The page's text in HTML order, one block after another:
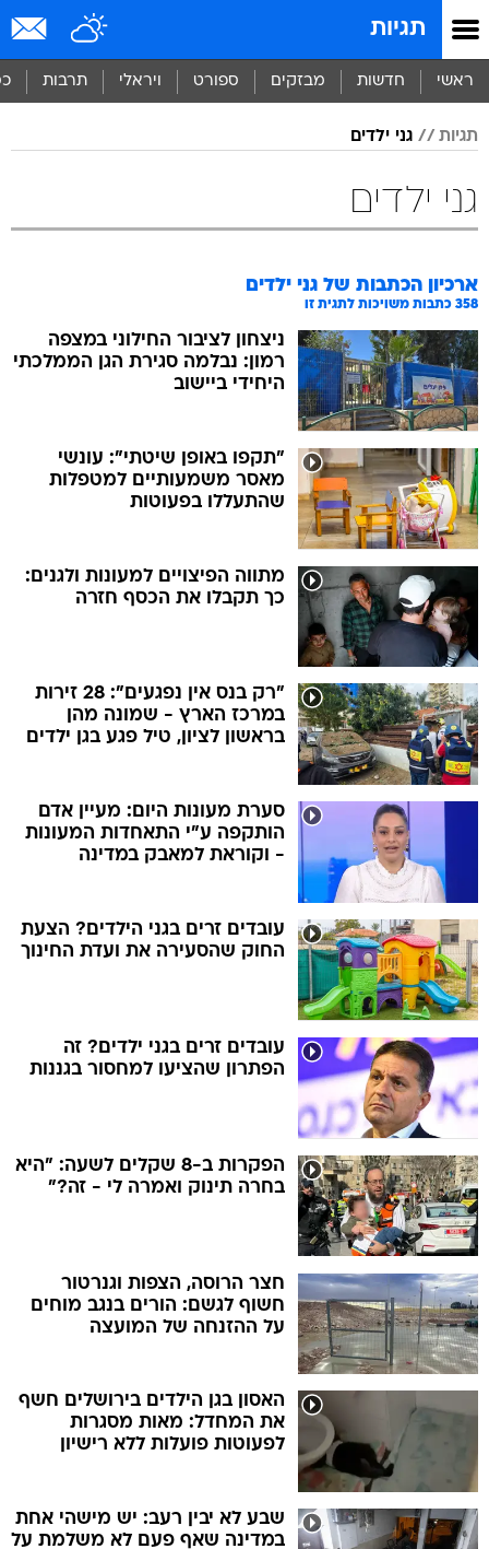
תגיות
ראשי חדשות מבזקים ספורט ויראלי תרבות
תגיות גני ילדים
גני ילדים
ארכיון הכתבות של גני ילדים
358 כתבות משויכות לתגית זו
ניצחון לציבור החילוני במצפה
רמון: נבלמה סגירת הגן הממלכתי
היחידי ביישוב
"תקפו באופן שיטתי": עונשי
מאסר משמעותיים למטפלות
שהתעללו בפעוטות
מתווה הפיצויים למעונות ולגנים:
כך תקבלו את הכסף חזרה
"רק בנס אין נפגעים": 28 זירות
במרכז הארץ - שמונה מהן
בראשון לציון, טיל פגע בגן ילדים
סערת מעונות היום: מעיין אדם
הותקפה ע"י התאחדות המעונות
- וקוראת למאבק במדינה
עובדים זרים בגני הילדים? הצעת
החוק שהסעירה את ועדת החינוך
עובדים זרים בגני ילדים? זה
הפתרון שהציעו למחסור בגננות
הפקרות ב-8 שקלים לשעה: "היא
בחרה תינוק ואמרה לי - זה?"
חצר הרוסה, הצפות וגנרטור
חשוף לגשם: הורים בנגב מוחים
על ההזנחה של המועצה
האסון בגן הילדים בירושלים חשף
את המחדל: מאות מסגרות
לפעוטות פועלות ללא רישיון
שבע לא יבין רעב: יש מישהי אחת
במדינה שאף פעם לא משלמת על